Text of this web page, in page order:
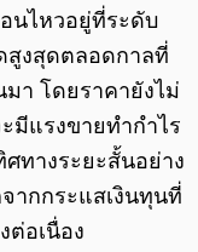
อนไหวอยู่ที่ระดับ
สูงสุดตลอดกาลที่
มา โดยราคายังไม่
แรงขายทำกำไร
ทางระยะสั้นอย่าง
ากกระแสเงินทุนที่
ต่อเนื่อง